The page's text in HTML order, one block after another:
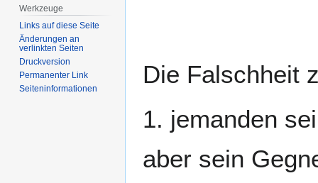
Die Falschheit
1. jemanden
aber sein
Werkzeuge
Links auf diese Seite
Änderungen an
verlinkten Seiten
Druckversion
Permanenter Link
Seiten­­informationen